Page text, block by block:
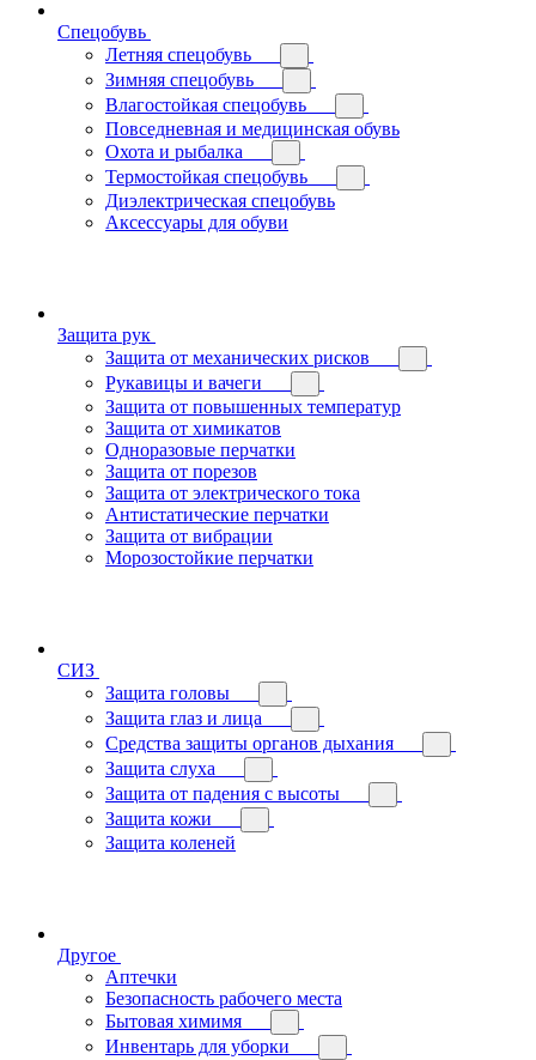
Спецобувь
Летняя спецобувь
Зимняя спецобувь
Влагостойкая спецобувь
Повседневная и медицинская обувь
Охота и рыбалка
Термостойкая спецобувь
Диэлектрическая спецобувь
Аксессуары для обуви
Защита рук
Защита от механических рисков
Рукавицы и вачеги
Защита от повышенных температур
Защита от химикатов
Одноразовые перчатки
Защита от порезов
Защита от электрического тока
Антистатические перчатки
Защита от вибрации
Морозостойкие перчатки
СИЗ
Защита головы
Защита глаз и лица
Средства защиты органов дыхания
Защита слуха
Защита от падения с высоты
Защита кожи
Защита коленей
Другое
Аптечки
Безопасность рабочего места
Бытовая химимя
Инвентарь для уборки